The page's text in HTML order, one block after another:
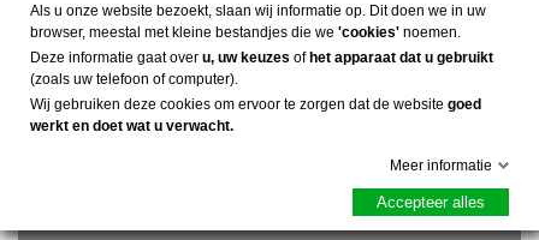
Lowa Hiking Socks Wandelsokken
€ 19,95 (incl. btw)
Als u onze website bezoekt, slaan wij informatie op. Dit doen we in uw
browser, meestal met kleine bestandjes die we 'cookies' noemen.
Deze informatie gaat over u, uw keuzes ofhet apparaat dat u gebruikt
(zoals uw telefoon of computer).
Wij gebruiken deze cookies om ervoor te zorgen dat de website goed
werkt en doet wat u verwacht.
Meer informatie
Accepteer alles